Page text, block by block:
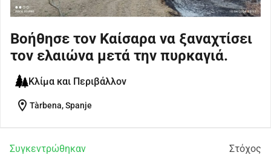
Βοήθησε τον Καίσαρα να ξαναχτίσει
τον ελαιώνα μετά την πυρκαγιά.
Κλίμα και Περιβάλλον
location_on Tàrbena, Spanje
Συγκεντρώθηκαν Στόχος